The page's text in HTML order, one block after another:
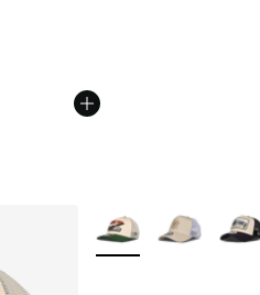
Plus de couleurs